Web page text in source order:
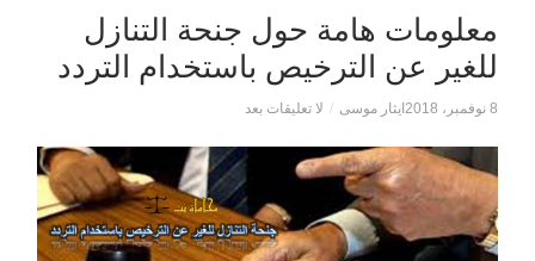
معلومات هامة حول جنحة التنازل
للغير عن الترخيص باستخدام التردد
8 نوفمبر، 2018 ايثار موسى / لا تعليقات بعد